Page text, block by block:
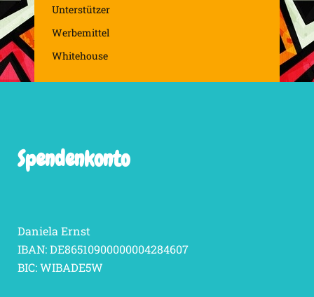
Unterstützer
Werbemittel
Whitehouse
Spendenkonto
Daniela Ernst
IBAN: DE86510900000004284607
BIC: WIBADE5W